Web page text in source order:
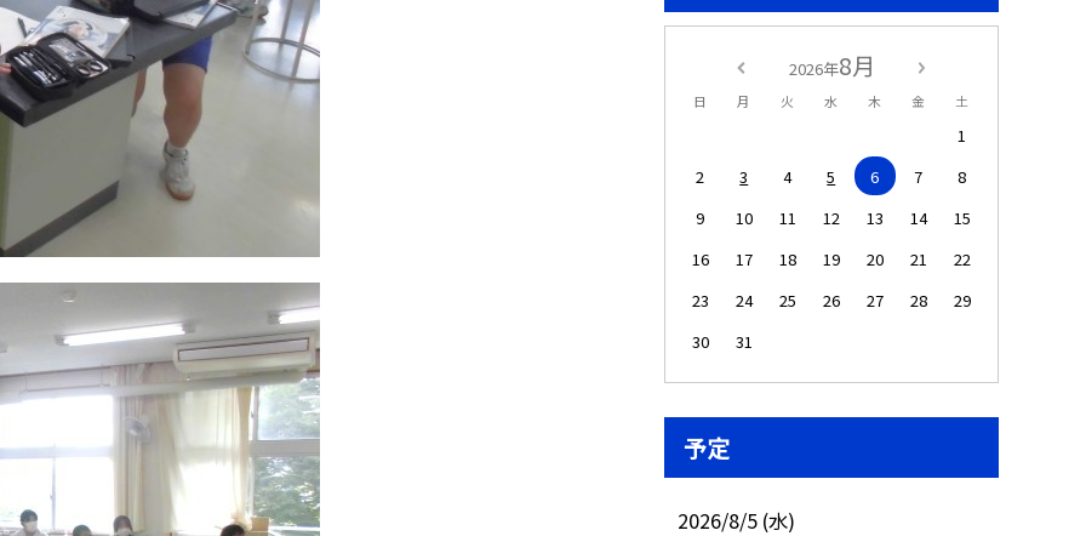
2026年8月
日 月 火 水 木 金 土
1
2
3 4 5 6 7
8
9
10 11 12 13 14
15
16
17 18 19 20 21
22
23
24 25 26 27 28
29
30
31
予定
2026/8/5 (水)